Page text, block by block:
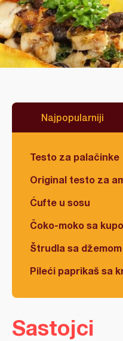
Najpopularniji
Testo za palačinke
Original testo za
Ćufte u sosu
Čoko-moko sa
Štrudla sa džemom
Pileći paprikaš sa
Sastojci